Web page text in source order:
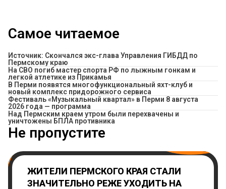
Самое читаемое
Источник: Скончался экс-глава Управления ГИБДД по
Пермскому краю
На СВО погиб мастер спорта РФ по лыжным гонкам и
легкой атлетике из Прикамья
В Перми появятся многофункциональный яхт-клуб и
новый комплекс придорожного сервиса
Фестиваль «Музыкальный квартал» в Перми 8 августа
2026 года — программа
Над Пермским краем утром были перехвачены и
уничтожены БПЛА противника
Не пропустите
ЖИТЕЛИ ПЕРМСКОГО КРАЯ СТАЛИ
ЗНАЧИТЕЛЬНО РЕЖЕ УХОДИТЬ НА